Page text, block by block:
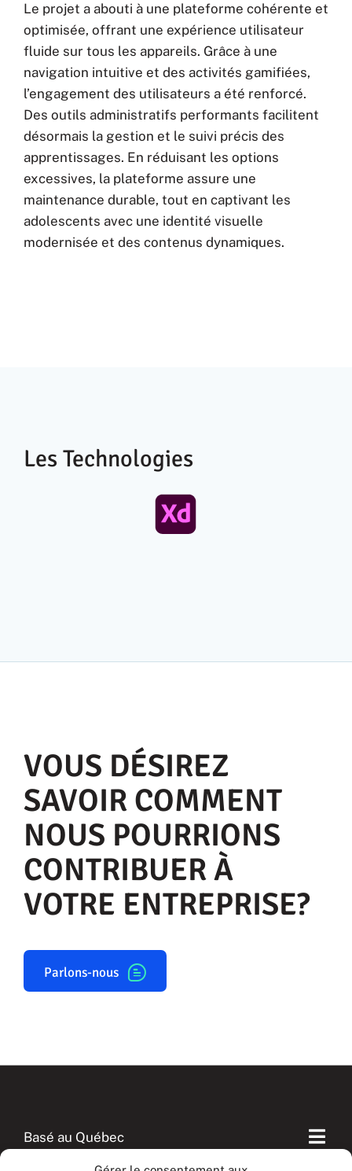
Le projet a abouti à une plateforme cohérente et
optimisée, offrant une expérience utilisateur
fluide sur tous les appareils. Grâce à une
navigation intuitive et des activités gamifiées,
l’engagement des utilisateurs a été renforcé.
Des outils administratifs performants facilitent
désormais la gestion et le suivi précis des
apprentissages. En réduisant les options
excessives, la plateforme assure une
maintenance durable, tout en captivant les
adolescents avec une identité visuelle
modernisée et des contenus dynamiques.
Les Technologies
VOUS DÉSIREZ
SAVOIR COMMENT
NOUS POURRIONS
CONTRIBUER À
VOTRE ENTREPRISE?
Parlons-nous
Basé au Québec